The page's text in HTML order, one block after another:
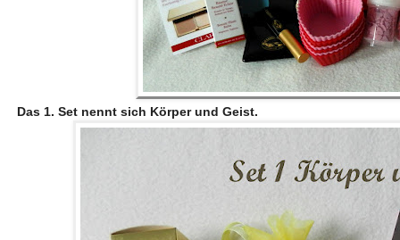
Das 1. Set nennt sich Körper und Geist.